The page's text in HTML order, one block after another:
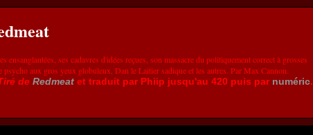
ses cadavres d'idées reçues, son massacre du politiquement correct à grosses
aux gros yeux globuleux, Dan le Laitier sadique et les autres. Par Max Cannon.
de Redmeat et traduit par Phiip jusqu'au 420 puis par numéric.